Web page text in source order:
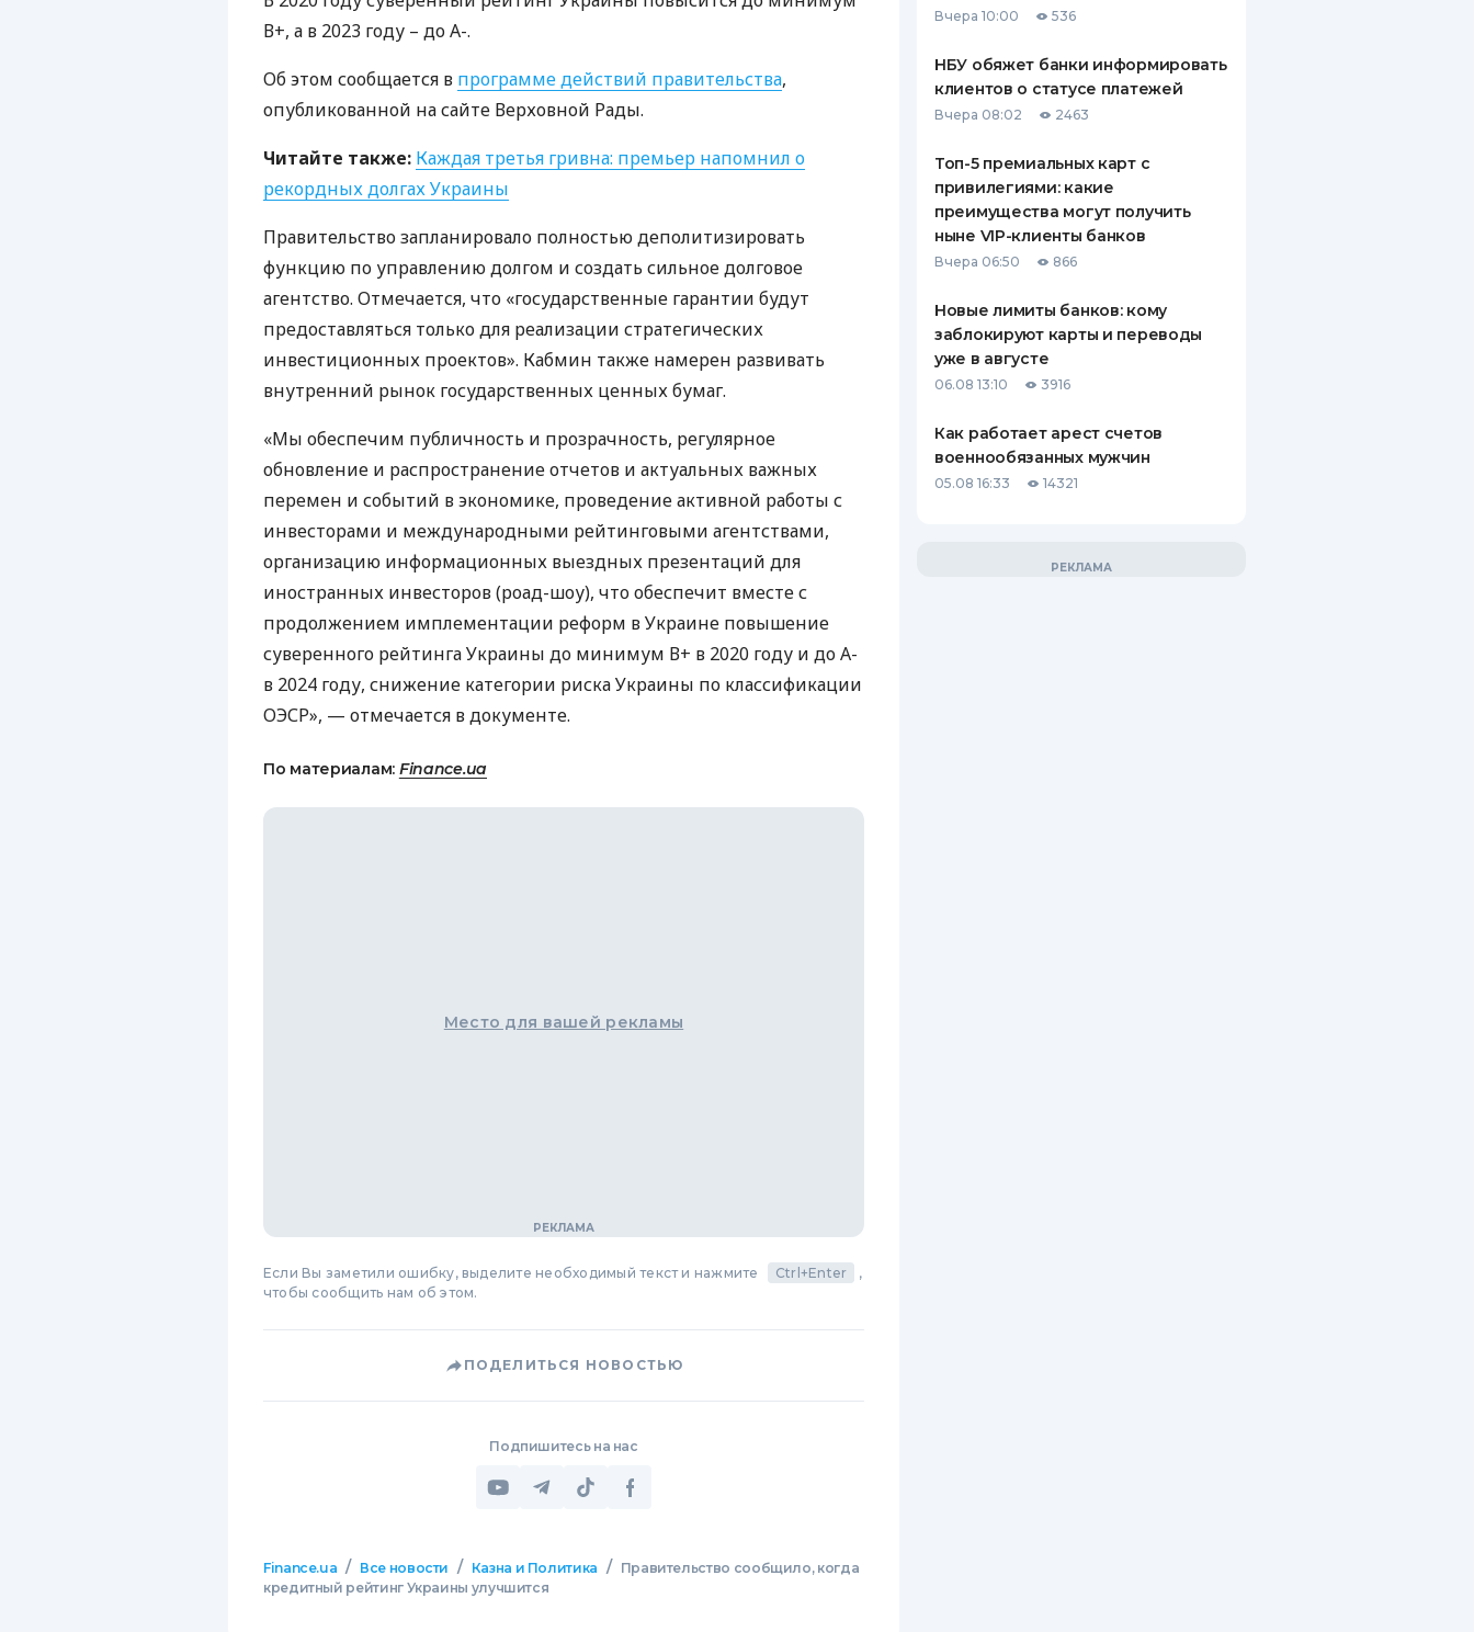
СТРАХОВАНИЮ
ВСЕ СТРАХОВЫЕ ПОЛИСЫ
ОТЗЫВЫ О СТРАХОВЫХ
КОМПАНИЯХ
В+, а в 2023 году – до А-.
Об этом сообщается в программе действий правительства,
опубликованной на сайте Верховной Рады.
Читайте также: Каждая третья гривна: премьер напомнил о
рекордных долгах Украины
Правительство запланировало полностью деполитизировать
функцию по управлению долгом и создать сильное долговое
агентство. Отмечается, что «государственные гарантии будут
предоставляться только для реализации стратегических
инвестиционных проектов». Кабмин также намерен развивать
внутренний рынок государственных ценных бумаг.
«Мы обеспечим публичность и прозрачность, регулярное
обновление и распространение отчетов и актуальных важных
перемен и событий в экономике, проведение активной работы с
инвесторами и международными рейтинговыми агентствами,
организацию информационных выездных презентаций для
иностранных инвесторов (роад-шоу), что обеспечит вместе с
продолжением имплементации реформ в Украине повышение
суверенного рейтинга Украины до минимум В+ в 2020 году и до А-
в 2024 году, снижение категории риска Украины по классификации
ОЭСР», — отмечается в документе.
По материалам: Finance.ua
Место для вашей рекламы
Если Вы заметили ошибку, выделите необходимый текст и нажмите Ctrl+Enter
,
чтобы сообщить нам об этом.
ПОДЕЛИТЬСЯ НОВОСТЬЮ
Подпишитесь на нас
Finance.ua / Все новости / Казна и Политика /
Правительство сообщило, когда
кредитный рейтинг Украины улучшится
Вчера 10:00 536
НБУ обяжет банки информировать
клиентов о статусе платежей
Вчера 08:02 2463
Топ-5 премиальных карт с
привилегиями: какие
преимущества могут получить
ныне VIP-клиенты банков
Вчера 06:50 866
Новые лимиты банков: кому
заблокируют карты и переводы
уже в августе
06.08 13:10 3916
Как работает арест счетов
военнообязанных мужчин
05.08 16:33 14321